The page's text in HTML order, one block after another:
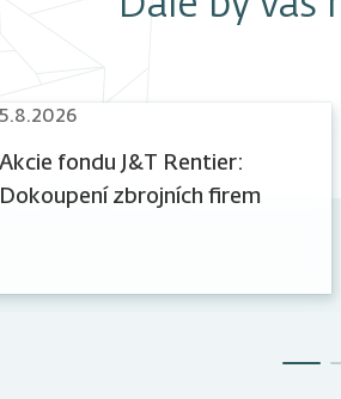
5.8.2026
Akcie fondu J&T Rentier:
Dokoupení zbrojních firem